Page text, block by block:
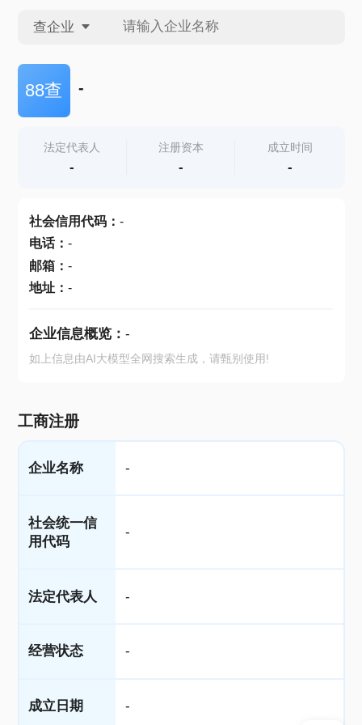
查企业
查企业
查产地
88查 -
法定代表人
-
注册资本
-
成立时间
-
社会信用代码： -
电话： -
邮箱： -
地址： -
企业信息概览： -
如上信息由AI大模型全网搜索生成，请甄别使用!
工商注册
企业名称 -
社会统一信
用代码
-
法定代表人 -
经营状态 -
成立日期 -